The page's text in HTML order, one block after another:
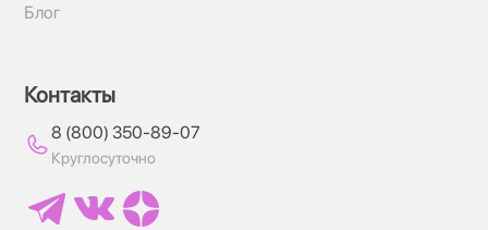
Блог
Контакты
8 (800) 350-89-07
Круглосуточно